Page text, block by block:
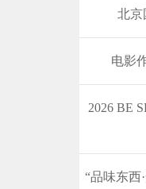
北京
电影
2026 BE
“品味东西